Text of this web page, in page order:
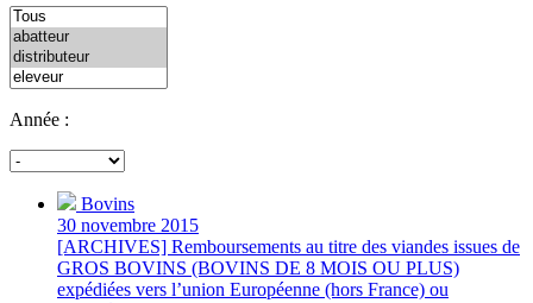
Année :
Bovins
30 novembre 2015
[ARCHIVES] Remboursements au titre des viandes issues de
GROS BOVINS (BOVINS DE 8 MOIS OU PLUS)
expédiées vers l’union Européenne (hors France) ou